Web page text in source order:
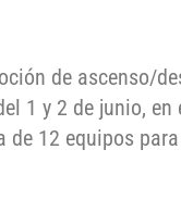
de ascenso/
1 y 2 de junio,
12 equipos